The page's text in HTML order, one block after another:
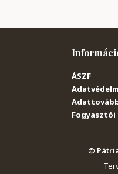
ÁSZF
Fogyasztói
©